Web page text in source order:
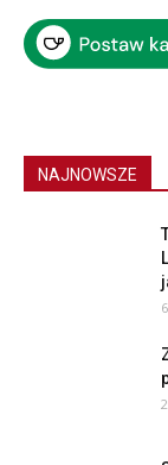
NAJNOWSZE